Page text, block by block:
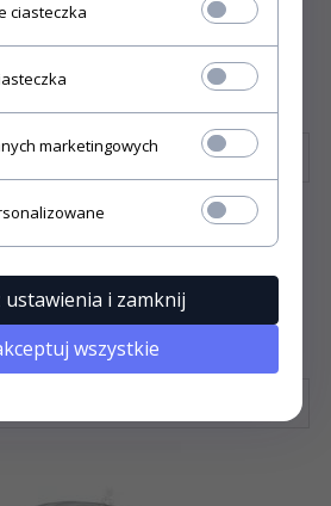
6 KOMBI
ciasteczka
marketingowych
ustawienia i zamknij
wszystkie